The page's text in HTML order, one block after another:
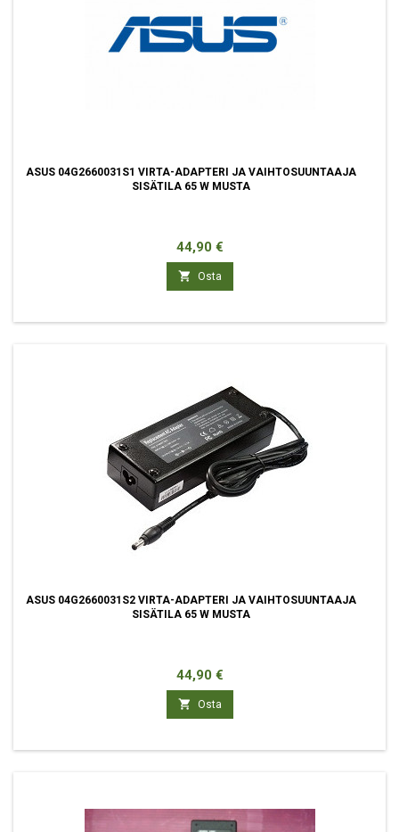
ASUS 04G2660031S1 VIRTA-ADAPTERI JA VAIHTOSUUNTAAJA
SISÄTILA 65 W MUSTA
Hinta
44,90 €
 Osta
ASUS 04G2660031S2 VIRTA-ADAPTERI JA VAIHTOSUUNTAAJA
SISÄTILA 65 W MUSTA
Hinta
44,90 €
 Osta